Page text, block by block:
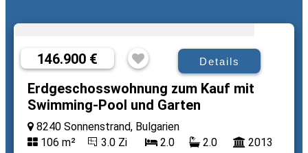
146.900 € Details
Erdgeschosswohnung zum Kauf mit
Swimming-Pool und Garten
8240 Sonnenstrand, Bulgarien
106 m²
3.0 Zi 2.0 2.0 2013